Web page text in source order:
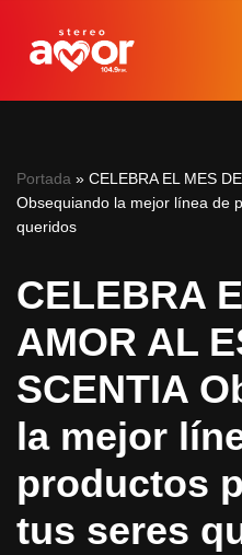
Saltar
Portada » CELEBRA EL MES
Obsequiando la mejor línea de
queridos
CELEBRA
AMOR AL
SCENTIA
la mejor
productos
tus seres